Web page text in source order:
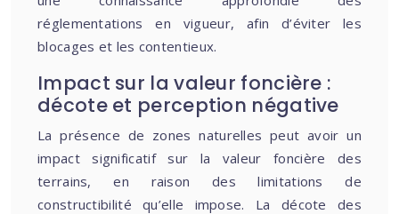
réglementations en vigueur, afin d’éviter les
blocages et les contentieux.
Impact sur la valeur foncière :
décote et perception négative
La présence de zones naturelles peut avoir un
impact significatif sur la valeur foncière des
terrains, en raison des limitations de
constructibilité qu’elle impose. La décote des